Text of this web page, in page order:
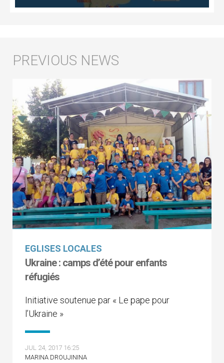
EGLISES LOCALES
Ukraine : camps d’été pour enfants
réfugiés
Initiative soutenue par « Le pape pour
l’Ukraine »
JUL 24, 2017 16:25
MARINA DROUJININA